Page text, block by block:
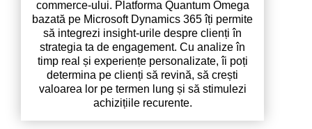
commerce-ului. Platforma Quantum Omega
bazată pe Microsoft Dynamics 365 îți permite
să integrezi insight-urile despre clienți în
strategia ta de engagement. Cu analize în
timp real și experiențe personalizate, îi poți
determina pe clienți să revină, să crești
valoarea lor pe termen lung și să stimulezi
achizițiile recurente.